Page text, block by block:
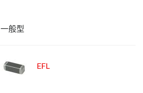
一般型
EFL